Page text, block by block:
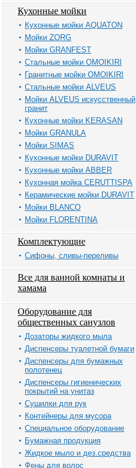
Кухонные мойки
Кухонные мойки AQUATON
Мойки ZORG
Мойки GRANFEST
Стальные мойки OMOIKIRI
Гранитные мойки OMOIKIRI
Стальные мойки ALVEUS
Мойки ALVEUS искусственный
гранит
Кухонные мойки KERASAN
Мойки GRANULA
Мойки SIMAS
Кухонные мойки DURAVIT
Кухонные мойки ABBER
Кухонная мойка CERUTTISPA
Керамические мойки DURAVIT
Мойки BLANCO
Мойки FLORENTINA
Комплектующие
Сифоны, сливы-переливы
Все для ванной комнаты и
хамама
Оборудование для
общественных санузлов
Дозаторы жидкого мыла
Диспенсеры туалетной бумаги
Диспенсеры для бумажных
полотенец
Диспенсеры гигиенических
покрытий на унитаз
Сушилки для рук
Контейнеры для мусора
Специальное оборудование
Бумажная продукция
Жидкое мыло и дез.средства
Фены для волос